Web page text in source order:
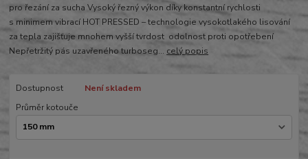
pro řezání za sucha Vysoký řezný výkon díky konstantní rychlosti
s minimem vibrací HOT PRESSED – technologie vysokotlakého lisování
za tepla zajišťuje mnohem vyšší tvrdost odolnost proti opotřebení
Nepřetržitý pás uzavřeného turboseg... celý popis
Dostupnost
Není skladem
Průměr kotouče